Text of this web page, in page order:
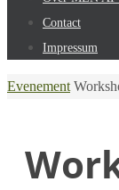
Contact
Impressum
Home
Evenement